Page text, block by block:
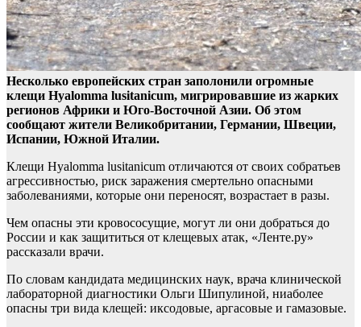
Несколько европейских стран заполонили огромные
клещи Hyalomma lusitanicum, мигрировавшие из жарких
регионов Африки и Юго-Восточной Азии. Об этом
сообщают жители Великобритании, Германии, Швеции,
Испании, Южной Италии.
Клещи Hyalomma lusitanicum отличаются от своих собратьев
агрессивностью, риск заражения смертельно опасными
заболеваниями, которые они переносят, возрастает в разы.
Чем опасны эти кровососущие, могут ли они добраться до
России и как защититься от клещевых атак, «Ленте.ру»
рассказали врачи.
По словам кандидата медицинских наук, врача клинической
лабораторной диагностики Ольги Шипулиной, ниаболее
опасны три вида клещей: иксодовые, аргасовые и гамазовые.